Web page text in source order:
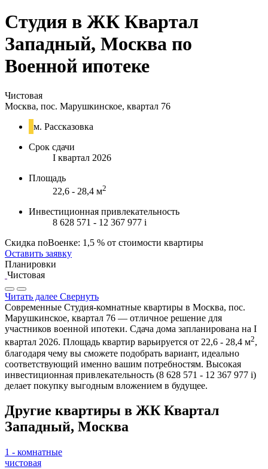
Студия в ЖК Квартал
Западный, Москва по
Военной ипотеке
Чистовая
Москва, пос. Марушкинское, квартал 76
м. Рассказовка
Срок сдачи
I квартал 2026
Площадь
22,6 - 28,4 м2
Инвестиционная привлекательность
8 628 571 - 12 367 977 i
Скидка поВоенке: 1,5 % от стоимости квартиры
Оставить заявку
Планировки
Чистовая
Читать далее Свернуть
Современные Студия-комнатные квартиры в Москва, пос.
Марушкинское, квартал 76 — отличное решение для
участников военной ипотеки. Сдача дома запланирована на I
квартал 2026. Площадь квартир варьируется от 22,6 - 28,4 м2,
благодаря чему вы сможете подобрать вариант, идеально
соответствующий именно вашим потребностям. Высокая
инвестиционная привлекательность (8 628 571 - 12 367 977 i)
делает покупку выгодным вложением в будущее.
Другие квартиры в ЖК Квартал
Западный, Москва
1 - комнатные
чистовая